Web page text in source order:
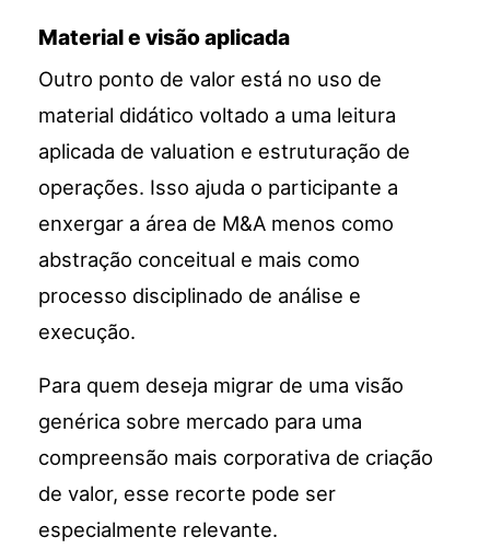
Material e visão aplicada
Outro ponto de valor está no uso de
material didático voltado a uma leitura
aplicada de valuation e estruturação de
operações. Isso ajuda o participante a
enxergar a área de M&A menos como
abstração conceitual e mais como
processo disciplinado de análise e
execução.
Para quem deseja migrar de uma visão
genérica sobre mercado para uma
compreensão mais corporativa de criação
de valor, esse recorte pode ser
especialmente relevante.